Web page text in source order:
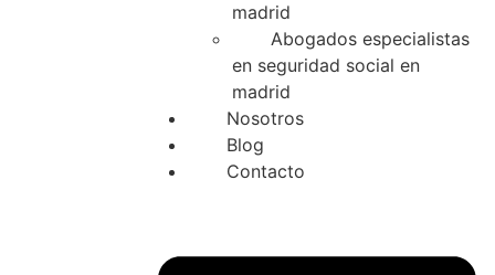
madrid
Abogados especialistas
en seguridad social en
madrid
Nosotros
Blog
Contacto